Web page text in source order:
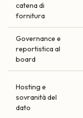
catena di
fornitura
Governance e
reportistica al
board
Hosting e
sovranità del
dato